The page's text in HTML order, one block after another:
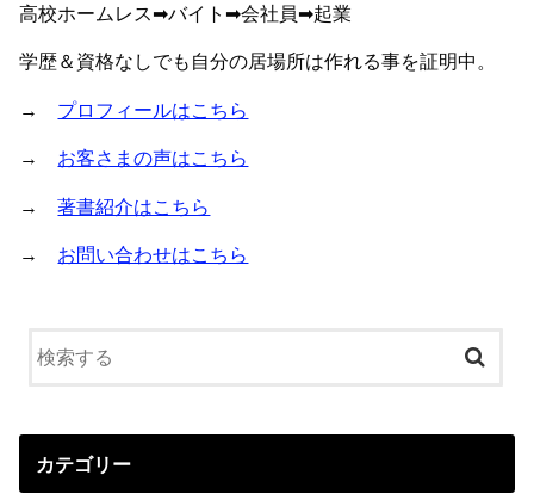
高校ホームレス➡︎バイト➡︎会社員➡︎起業
学歴＆資格なしでも自分の居場所は作れる事を証明中。
→ プロフィールはこちら
→ お客さまの声はこちら
→著書紹介はこちら
→ お問い合わせはこちら
カテゴリー